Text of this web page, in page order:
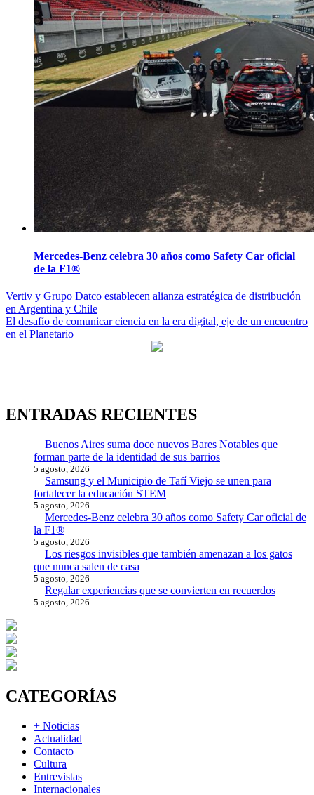
Mercedes-Benz celebra 30 años como Safety Car oficial
de la F1®
Navegación
de
entradas
Vertiv y Grupo Datco establecen alianza estratégica de distribución
en Argentina y Chile
El desafío de comunicar ciencia en la era digital, eje de un encuentro
en el Planetario
ENTRADAS RECIENTES
Buenos Aires suma doce nuevos Bares Notables que
forman parte de la identidad de sus barrios
5 agosto, 2026
Samsung y el Municipio de Tafí Viejo se unen para
fortalecer la educación STEM
5 agosto, 2026
Mercedes-Benz celebra 30 años como Safety Car oficial de
la F1®
5 agosto, 2026
Los riesgos invisibles que también amenazan a los gatos
que nunca salen de casa
5 agosto, 2026
Regalar experiencias que se convierten en recuerdos
5 agosto, 2026
CATEGORÍAS
+ Noticias
Actualidad
Contacto
Cultura
Entrevistas
Internacionales